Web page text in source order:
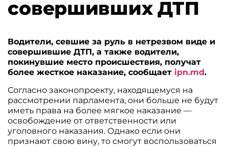
совершивших ДТП
Водители, севшие за руль в нетрезвом виде и
совершившие ДТП, а также водители,
покинувшие место происшествия, получат
более жесткое наказание, сообщает ipn.md.
Согласно законопроекту, находящемуся на
рассмотрении парламента, они больше не будут
иметь права на более мягкое наказание —
освобождение от ответственности или
уголовного наказания. Однако если они
признают свою вину, то смогут воспользоваться